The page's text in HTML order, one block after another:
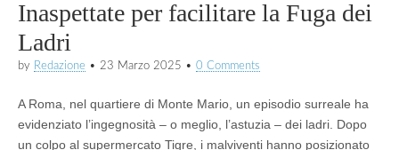
carrello
Inaspettate per facilitare la Fuga dei
Ladri
by Redazione • 23 Marzo 2025 • 0 Comments
A Roma, nel quartiere di Monte Mario, un episodio surreale ha
evidenziato l’ingegnosità – o meglio, l’astuzia – dei ladri. Dopo
un colpo al supermercato Tigre, i malviventi hanno posizionato